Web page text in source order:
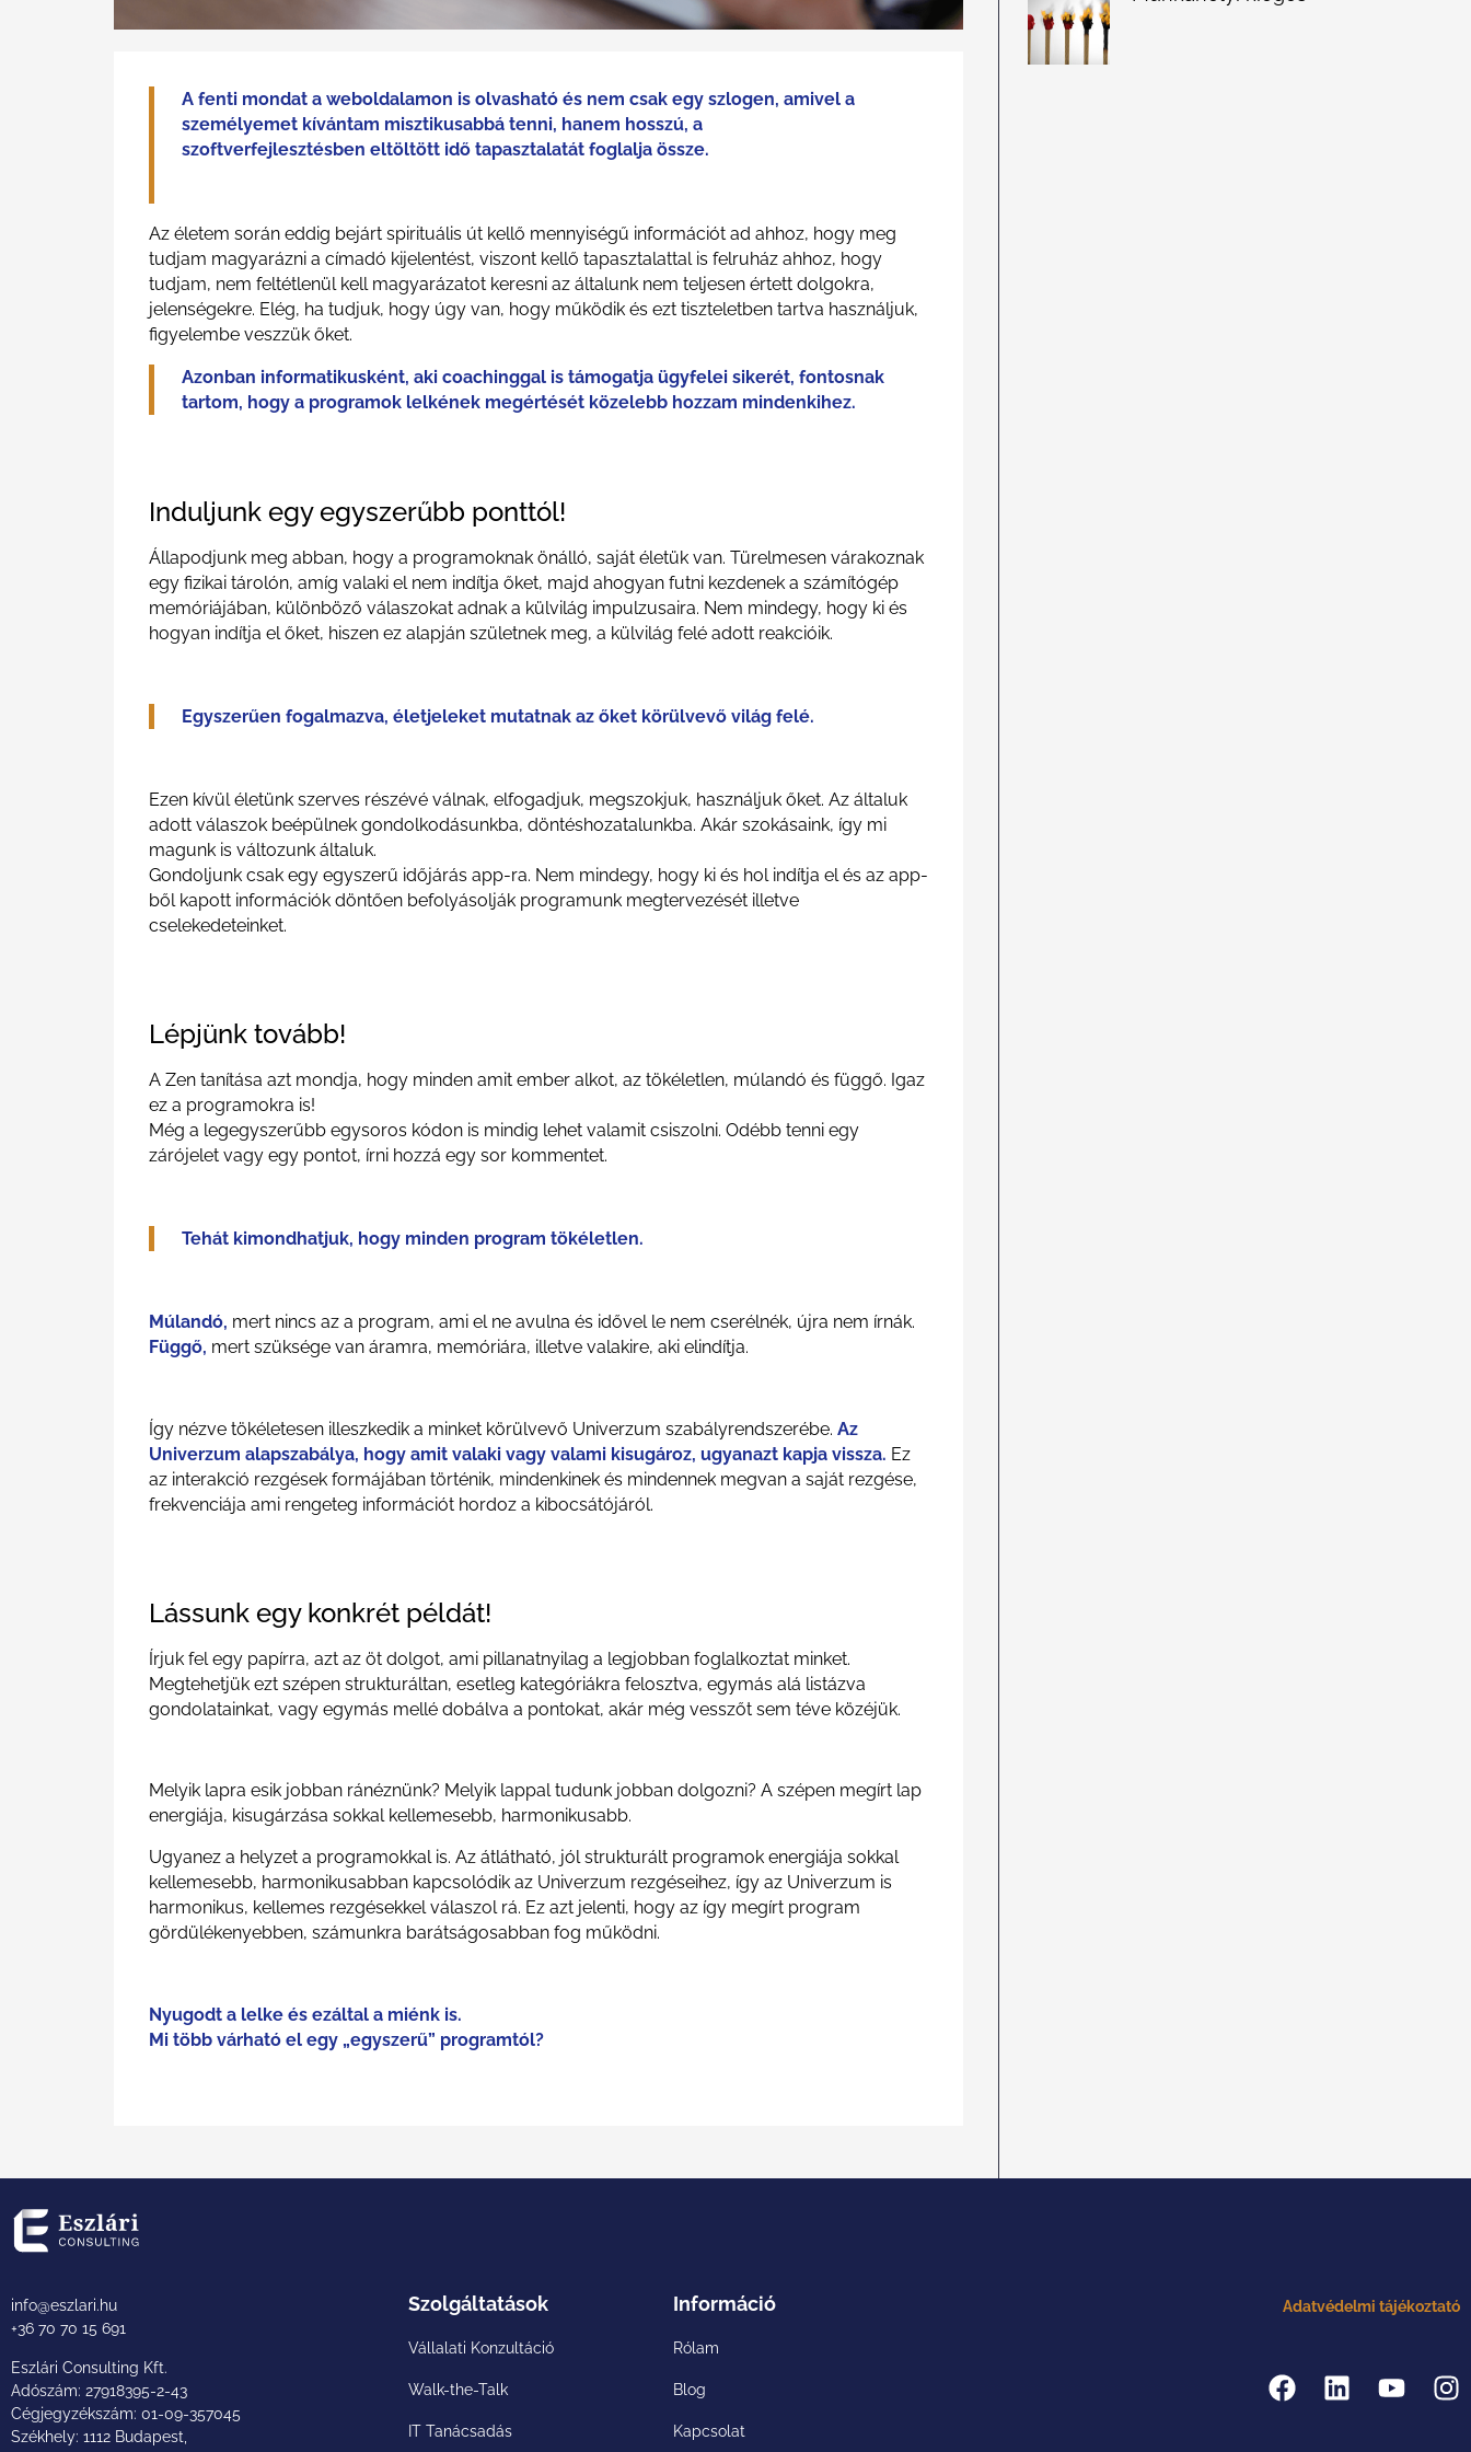
A fenti mondat a weboldalamon is olvasható és nem csak egy szlogen, amivel a
személyemet kívántam misztikusabbá tenni, hanem hosszú, a
szoftverfejlesztésben eltöltött idő tapasztalatát foglalja össze.
Az életem során eddig bejárt spirituális út kellő mennyiségű információt ad ahhoz, hogy meg
tudjam magyarázni a címadó kijelentést, viszont kellő tapasztalattal is felruház ahhoz, hogy
tudjam, nem feltétlenül kell magyarázatot keresni az általunk nem teljesen értett dolgokra,
jelenségekre. Elég, ha tudjuk, hogy úgy van, hogy működik és ezt tiszteletben tartva használjuk,
figyelembe veszzük őket.
Azonban informatikusként, aki coachinggal is támogatja ügyfelei sikerét, fontosnak
tartom, hogy a programok lelkének megértését közelebb hozzam mindenkihez.
Induljunk egy egyszerűbb ponttól!
Állapodjunk meg abban, hogy a programoknak önálló, saját életük van. Türelmesen várakoznak
egy fizikai tárolón, amíg valaki el nem indítja őket, majd ahogyan futni kezdenek a számítógép
memóriájában, különböző válaszokat adnak a külvilág impulzusaira. Nem mindegy, hogy ki és
hogyan indítja el őket, hiszen ez alapján születnek meg, a külvilág felé adott reakcióik.
Egyszerűen fogalmazva, életjeleket mutatnak az őket körülvevő világ felé.
Ezen kívül életünk szerves részévé válnak, elfogadjuk, megszokjuk, használjuk őket. Az általuk
adott válaszok beépülnek gondolkodásunkba, döntéshozatalunkba. Akár szokásaink, így mi
magunk is változunk általuk.
Gondoljunk csak egy egyszerű időjárás app-ra. Nem mindegy, hogy ki és hol indítja el és az app-
ből kapott információk döntően befolyásolják programunk megtervezését illetve
cselekedeteinket.
Lépjünk tovább!
A Zen tanítása azt mondja, hogy minden amit ember alkot, az tökéletlen, múlandó és függő. Igaz
ez a programokra is!
Még a legegyszerűbb egysoros kódon is mindig lehet valamit csiszolni. Odébb tenni egy
zárójelet vagy egy pontot, írni hozzá egy sor kommentet.
Tehát kimondhatjuk, hogy minden program tökéletlen.
Múlandó, mert nincs az a program, ami el ne avulna és idővel le nem cserélnék, újra nem írnák.
Függő, mert szüksége van áramra, memóriára, illetve valakire, aki elindítja.
Így nézve tökéletesen illeszkedik a minket körülvevő Univerzum szabályrendszerébe. Az
Univerzum alapszabálya, hogy amit valaki vagy valami kisugároz, ugyanazt kapja vissza. Ez
az interakció rezgések formájában történik, mindenkinek és mindennek megvan a saját rezgése,
frekvenciája ami rengeteg információt hordoz a kibocsátójáról.
Lássunk egy konkrét példát!
Írjuk fel egy papírra, azt az öt dolgot, ami pillanatnyilag a legjobban foglalkoztat minket.
Megtehetjük ezt szépen strukturáltan, esetleg kategóriákra felosztva, egymás alá listázva
gondolatainkat, vagy egymás mellé dobálva a pontokat, akár még vesszőt sem téve közéjük.
Melyik lapra esik jobban ránéznünk? Melyik lappal tudunk jobban dolgozni? A szépen megírt lap
energiája, kisugárzása sokkal kellemesebb, harmonikusabb.
Ugyanez a helyzet a programokkal is. Az átlátható, jól strukturált programok energiája sokkal
kellemesebb, harmonikusabban kapcsolódik az Univerzum rezgéseihez, így az Univerzum is
harmonikus, kellemes rezgésekkel válaszol rá. Ez azt jelenti, hogy az így megírt program
gördülékenyebben, számunkra barátságosabban fog működni.
Nyugodt a lelke és ezáltal a miénk is.
Mi több várható el egy „egyszerű” programtól?
info@eszlari.hu
+36 70 70 15 691
Eszlári Consulting Kft.
Adószám: 27918395-2-43
Cégjegyzékszám: 01-09-357045
Székhely: 1112 Budapest,
Szolgáltatások
Vállalati Konzultáció
Walk-the-Talk
IT Tanácsadás
Információ
Rólam
Blog
Kapcsolat
Adatvédelmi tájékoztató